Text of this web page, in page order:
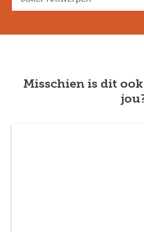
Misschien is dit